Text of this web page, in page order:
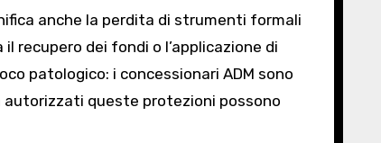
anche la perdita di strumenti formali
recupero dei fondi o l’applicazione di
patologico: i concessionari ADM sono
queste protezioni possono